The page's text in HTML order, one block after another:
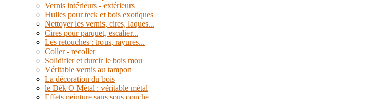
Vernis intérieurs - extérieurs
Huiles pour teck et bois exotiques
Nettoyer les vernis, cires, laques...
Cires pour parquet, escalier...
Les retouches : trous, rayures...
Coller - recoller
Solidifier et durcir le bois mou
Véritable vernis au tampon
La décoration du bois
le Dék O Métal : véritable métal
Effets peinture sans sous couche